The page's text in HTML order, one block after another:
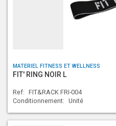
MATERIEL FITNESS ET WELLNESS
FIT' RING NOIR L
Ref: FIT&RACK FRI-004
Conditionnement: Unité